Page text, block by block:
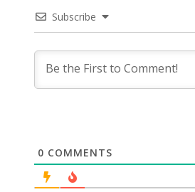
Subscribe
0 COMMENTS